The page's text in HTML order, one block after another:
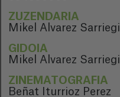
ZUZENDARIA
Mikel Alvarez Sarriegi
GIDOIA
Mikel Alvarez Sarriegi
ZINEMATOGRAFIA
Beñat Iturrioz Perez